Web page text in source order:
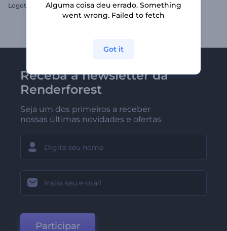
Logotipo - Balão de Ar Quente Abertura Fashion
Receba a newsletter da
Renderforest
Seja um dos primeiros a receber
nossas últimas novidades e ofertas
Participar
Alguma coisa deu errado. Something
went wrong. Failed to fetch
Got it